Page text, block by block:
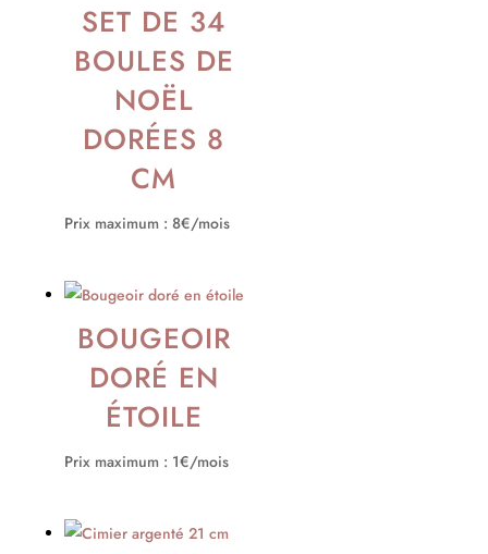
SET DE 34
BOULES DE
NOËL
DORÉES 8
CM
Prix maximum : 8€/mois
BOUGEOIR
DORÉ EN
ÉTOILE
Prix maximum : 1€/mois